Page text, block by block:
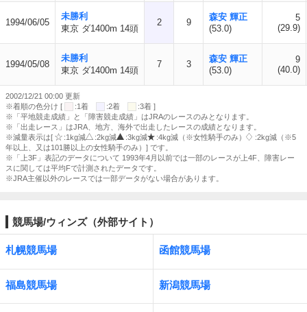
1994/06/05
未勝利
東京 ダ1400m 14頭
2 9
森安 輝正
(53.0)
5
(29.9)
1994/05/08
未勝利
東京 ダ1400m 14頭
7 3
森安 輝正
(53.0)
9
(40.0)
2002/12/21 00:00 更新
※着順の色分け [
:1着 :2着
:3着 ]
※「平地競走成績」と「障害競走成績」はJRAのレースのみとなります。
※「出走レース」はJRA、地方、海外で出走したレースの成績となります。
※減量表示は[
:1kg減 :2kg減 :3kg減 :4kg減（※女性騎手のみ）
:2kg減（※5
年以上、又は101勝以上の女性騎手のみ）] です。
※「上3F」表記のデータについて 1993年4月以前では一部のレースが上4F、障害レー
スに関しては平均Fで計測されたデータです。
※JRA主催以外のレースでは一部データがない場合があります。
競馬場/ウィンズ（外部サイト）
札幌競馬場 函館競馬場
福島競馬場 新潟競馬場